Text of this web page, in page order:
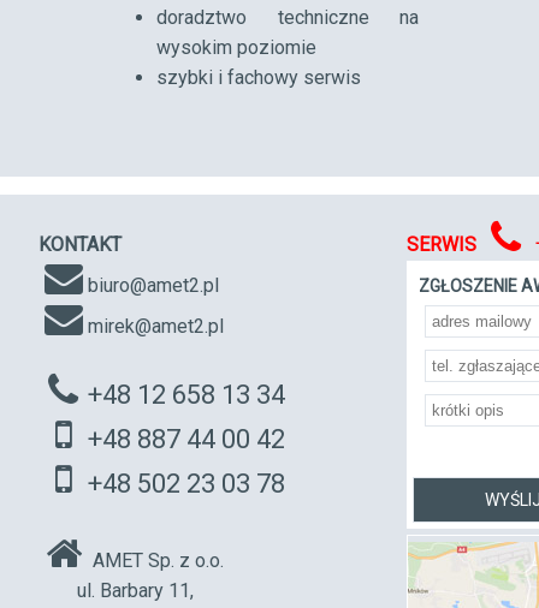
doradztwo techniczne na
wysokim poziomie
szybki i fachowy serwis
KONTAKT
biuro@amet2.pl
mirek@amet2.pl
+48 12 658 13 34
+48 887 44 00 42
+48 502 23 03 78
AMET Sp. z o.o.
ul. Barbary 11,
SERWIS
ZGŁOSZENIE